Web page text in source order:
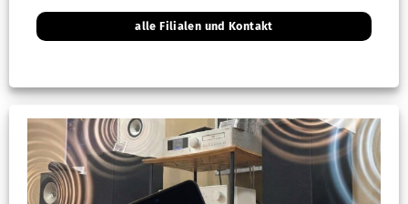
alle Filialen und Kontakt